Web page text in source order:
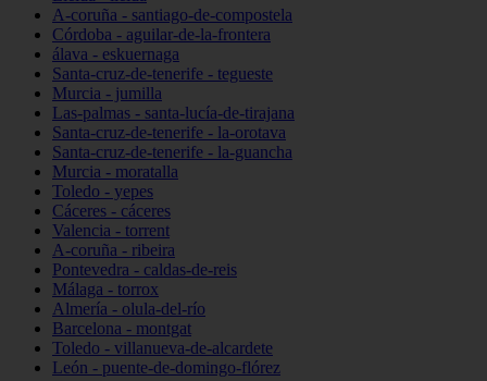
A-coruña - santiago-de-compostela
Córdoba - aguilar-de-la-frontera
álava - eskuernaga
Santa-cruz-de-tenerife - tegueste
Murcia - jumilla
Las-palmas - santa-lucía-de-tirajana
Santa-cruz-de-tenerife - la-orotava
Santa-cruz-de-tenerife - la-guancha
Murcia - moratalla
Toledo - yepes
Cáceres - cáceres
Valencia - torrent
A-coruña - ribeira
Pontevedra - caldas-de-reis
Málaga - torrox
Almería - olula-del-río
Barcelona - montgat
Toledo - villanueva-de-alcardete
León - puente-de-domingo-flórez